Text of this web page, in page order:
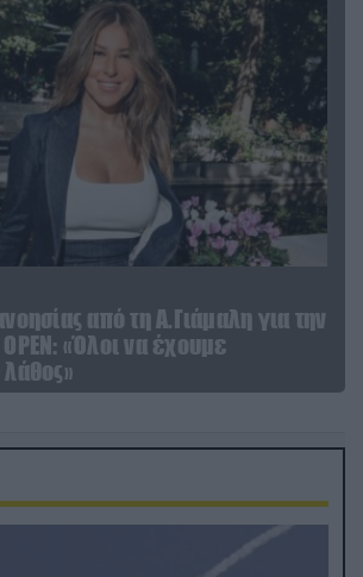
από τη Α.Γιάμαλη για την
«Όλοι να έχουμε